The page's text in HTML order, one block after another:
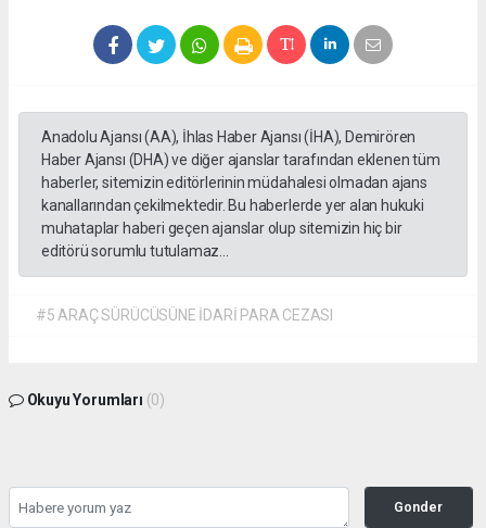
Anadolu Ajansı (AA), İhlas Haber Ajansı (İHA), Demirören
Haber Ajansı (DHA) ve diğer ajanslar tarafından eklenen tüm
haberler, sitemizin editörlerinin müdahalesi olmadan ajans
kanallarından çekilmektedir. Bu haberlerde yer alan hukuki
muhataplar haberi geçen ajanslar olup sitemizin hiç bir
editörü sorumlu tutulamaz...
#5 ARAÇ SÜRÜCÜSÜNE İDARİ PARA CEZASI
Okuyu Yorumları (0)
Gonder